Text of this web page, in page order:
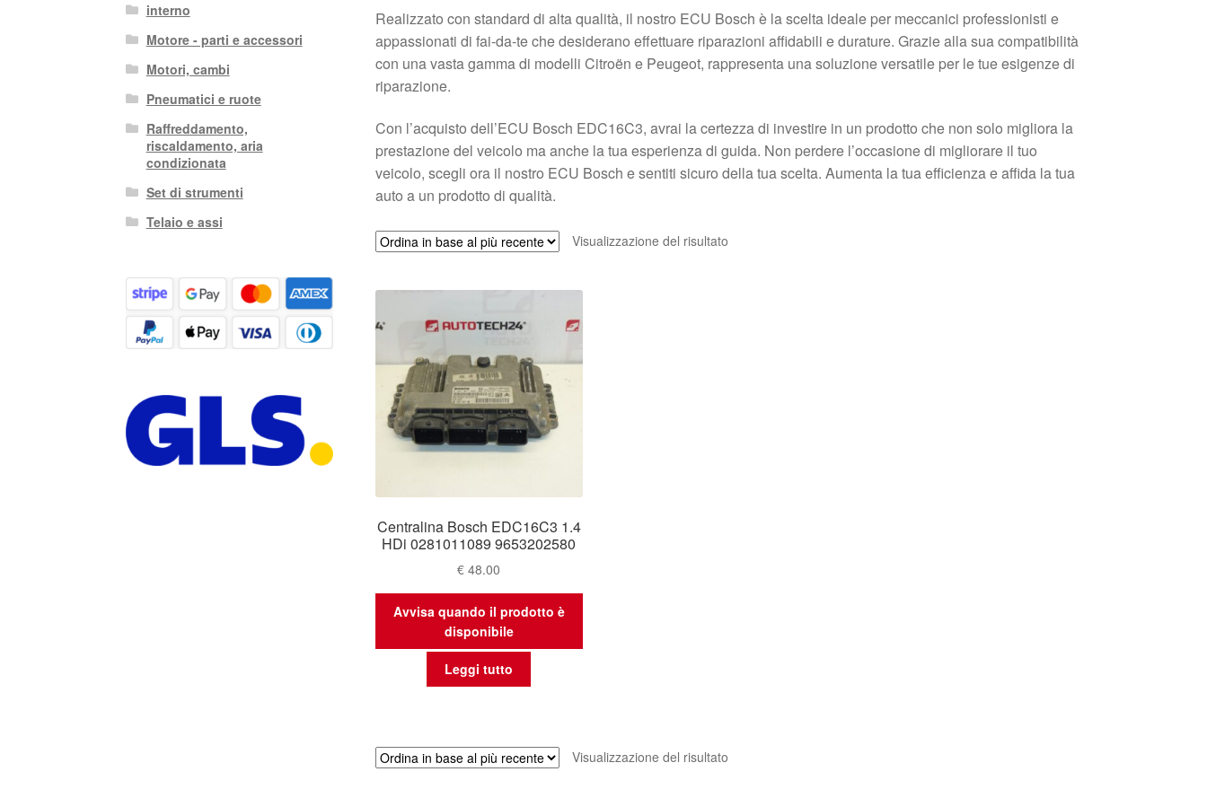
Realizzato con standard di alta qualità, il nostro ECU Bosch è la scelta ideale per meccanici professionisti e
appassionati di fai-da-te che desiderano effettuare riparazioni affidabili e durature. Grazie alla sua compatibilità
con una vasta gamma di modelli Citroën e Peugeot, rappresenta una soluzione versatile per le tue esigenze di
riparazione.
Con l’acquisto dell’ECU Bosch EDC16C3, avrai la certezza di investire in un prodotto che non solo migliora la
prestazione del veicolo ma anche la tua esperienza di guida. Non perdere l’occasione di migliorare il tuo
veicolo, scegli ora il nostro ECU Bosch e sentiti sicuro della tua scelta. Aumenta la tua efficienza e affida la tua
auto a un prodotto di qualità.
Visualizzazione del risultato
Centralina Bosch EDC16C3 1.4
HDi 0281011089 9653202580
€ 48.00
Avvisa quando il prodotto è
disponibile
Leggi tutto
Visualizzazione del risultato
interno
Motore - parti e accessori
Motori, cambi
Pneumatici e ruote
Raffreddamento,
riscaldamento, aria
condizionata
Set di strumenti
Telaio e assi